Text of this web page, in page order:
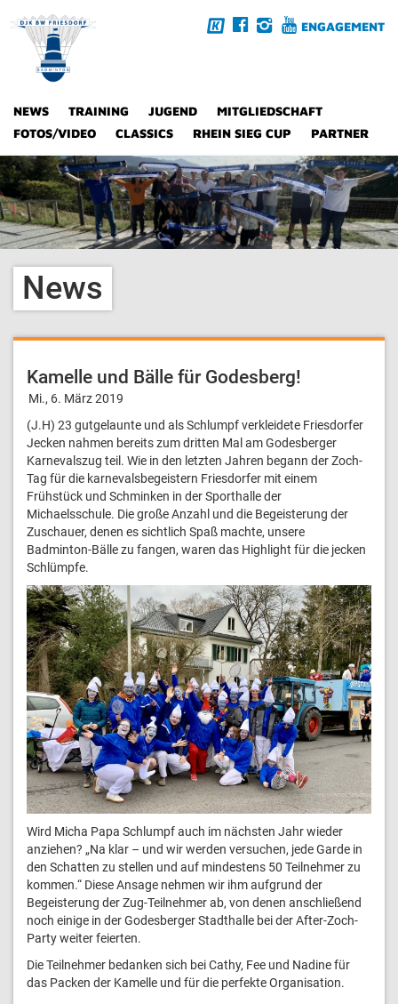
ENGAGEMENT
NEWS TRAINING JUGEND
MITGLIEDSCHAFT
FOTOS/VIDEO
CLASSICS RHEIN SIEG CUP PARTNER
News
Kamelle und Bälle für Godesberg!
Mi., 6. März 2019
(J.H) 23 gutgelaunte und als Schlumpf verkleidete Friesdorfer
Jecken nahmen bereits zum dritten Mal am Godesberger
Karnevalszug teil. Wie in den letzten Jahren begann der Zoch-
Tag für die karnevalsbegeistern Friesdorfer mit einem
Frühstück und Schminken in der Sporthalle der
Michaelsschule. Die große Anzahl und die Begeisterung der
Zuschauer, denen es sichtlich Spaß machte, unsere
Badminton-Bälle zu fangen, waren das Highlight für die jecken
Schlümpfe.
Wird Micha Papa Schlumpf auch im nächsten Jahr wieder
anziehen? „Na klar – und wir werden versuchen, jede Garde in
den Schatten zu stellen und auf mindestens 50 Teilnehmer zu
kommen.“ Diese Ansage nehmen wir ihm aufgrund der
Begeisterung der Zug-Teilnehmer ab, von denen anschließend
noch einige in der Godesberger Stadthalle bei der After-Zoch-
Party weiter feierten.
Die Teilnehmer bedanken sich bei Cathy, Fee und Nadine für
das Packen der Kamelle und für die perfekte Organisation.